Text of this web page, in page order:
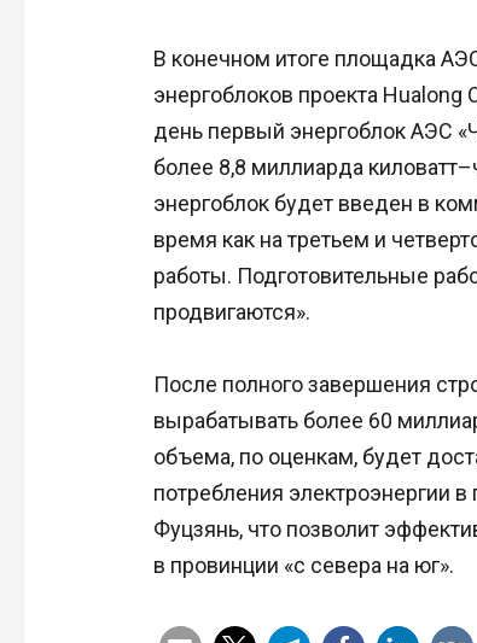
В конечном итоге площадка
энергоблоков проекта
день первый энергоблок АЭС
более 8,8 миллиарда
энергоблок будет введен в
время как на третьем и
работы. Подготовительные
продвигаются».
После полного завершения
вырабатывать более 60
объема, по оценкам, будет
потребления электроэнергии
Фуцзянь, что позволит
в провинции «с севера на юг».